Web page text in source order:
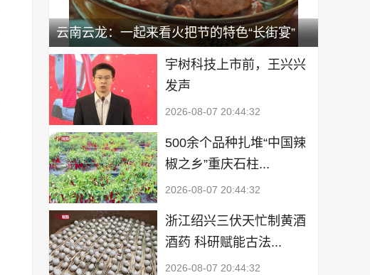
云南云龙：一起来看火把节的特色“长街宴”
宇树科技上市前，王兴兴
发声
2026-08-07 20:44:32
500余个品种扎堆“中国辣
椒之乡”重庆石柱...
2026-08-07 20:44:32
浙江绍兴三伏天忙制黄酒
酒药 科研赋能古法...
2026-08-07 20:44:32